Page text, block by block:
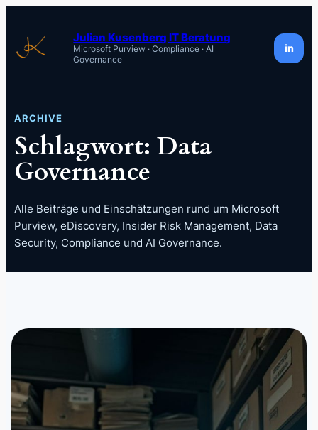
Inhalt
springen
Julian Kusenberg IT Beratung
Microsoft Purview · Compliance · AI
Governance
in
ARCHIVE
Schlagwort: Data
Governance
Alle Beiträge und Einschätzungen rund um Microsoft
Purview, eDiscovery, Insider Risk Management, Data
Security, Compliance und AI Governance.